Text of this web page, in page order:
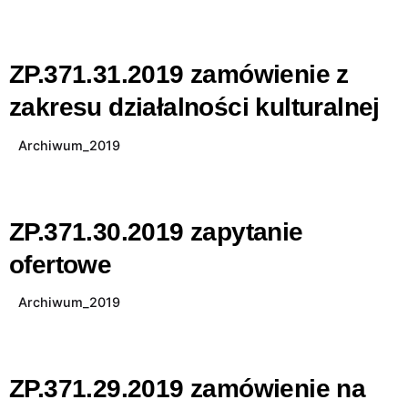
ZP.371.31.2019 zamówienie z
zakresu działalności kulturalnej
Archiwum_2019
ZP.371.30.2019 zapytanie
ofertowe
Archiwum_2019
ZP.371.29.2019 zamówienie na